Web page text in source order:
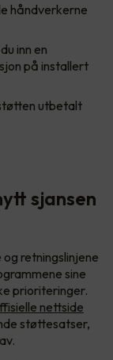
håndverkerne
inn en
på installert
utbetalt
sjansen
retningslinjene
sine
prioriteringer.
nettside
støttesatser,